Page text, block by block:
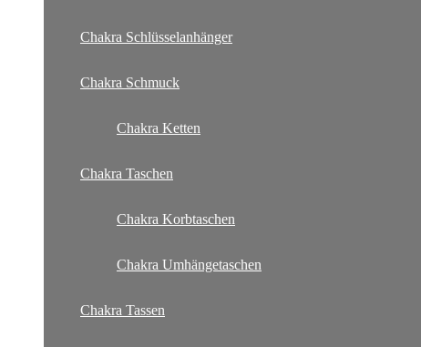
Chakra Schlüsselanhänger
Chakra Schmuck
Chakra Ketten
Chakra Taschen
Chakra Korbtaschen
Chakra Umhängetaschen
Chakra Tassen